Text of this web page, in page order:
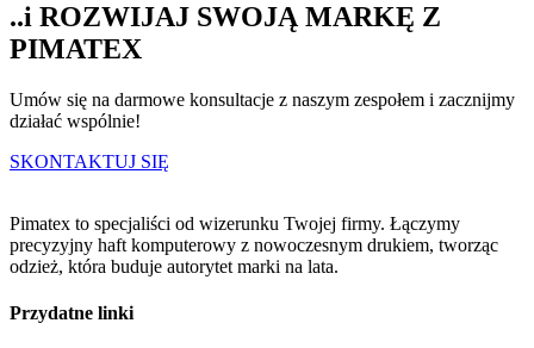
..i ROZWIJAJ SWOJĄ MARKĘ Z
PIMATEX
Umów się na darmowe konsultacje z naszym zespołem i zacznijmy
działać wspólnie!
SKONTAKTUJ SIĘ
Pimatex to specjaliści od wizerunku Twojej firmy. Łączymy
precyzyjny haft komputerowy z nowoczesnym drukiem, tworząc
odzież, która buduje autorytet marki na lata.
Przydatne linki